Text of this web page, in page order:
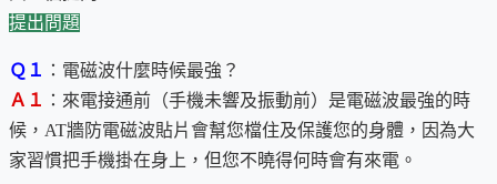
產品說明
軟組織，如腦、腰、胸等的影響最大。本防護貼片除能有效阻
絕電波，更能有效阻絕磁波，對軟組織有特優的防護功效，是
世界科學及醫學上極重大的發明；此外，更因這是世界科學及
醫學上重大發明，有助廣大手機使用者健康，世界發明者協會
提出問題
Ｑ１ ：電磁波什麼時候最強？
Ａ１ ：來電接通前（手機未響及振動前）是電磁波最強的時
候，AT牆防電磁波貼片會幫您檔住及保護您的身體，因為大
家習慣把手機掛在身上，但您不曉得何時會有來電。